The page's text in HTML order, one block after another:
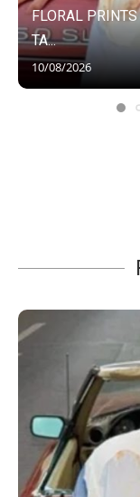
FLORAL
ΤΑ...
10/08/2026